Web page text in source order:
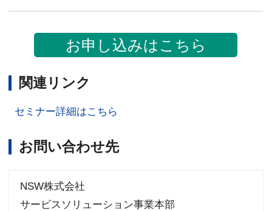
お申し込みはこちら
関連リンク
セミナー詳細はこちら
お問い合わせ先
NSW株式会社
サービスソリューション事業本部